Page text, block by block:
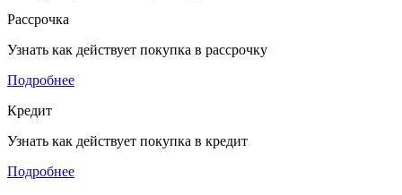
Рассрочка
Узнать как действует покупка в рассрочку
Подробнее
Кредит
Узнать как действует покупка в кредит
Подробнее